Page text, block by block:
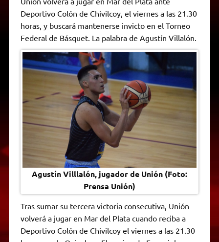
t
s
A
p
p
e
g
a
m
t
t
r
e
b
o
k
s
e
g
e
y
L
n
k
i
l
n
t
r
i
n
y
Deportivo Colón de Chivilcoy, el viernes a las 21.30
horas, y buscará mantenerse invicto en el Torneo
Federal de Básquet. La palabra de Agustín Villalón.
Agustín Villlalón, jugador de Unión (Foto:
Prensa Unión)
Tras sumar su tercera victoria consecutiva, Unión
volverá a jugar en Mar del Plata cuando reciba a
Deportivo Colón de Chivilcoy el viernes a las 21.30